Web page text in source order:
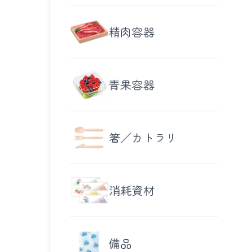
精肉容器
青果容器
箸／カトラリ
消耗資材
備品